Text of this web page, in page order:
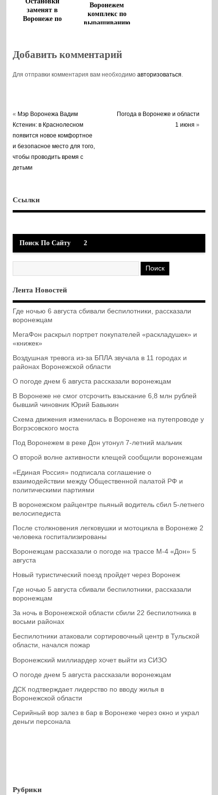
заменят в
Воронеже по
Воронежем
комплекс по
выращиванию
Добавить комментарий
Для отправки комментария вам необходимоавторизоваться.
« Мэр Воронежа Вадим
Кстенин: в Краснолесном
появится новое комфортное
и безопасное место для того,
чтобы проводить время с
детьми
Погода в Воронеже и области
1 июня »
Ссылки
Поиск По Сайту 2
Лента Новостей
Где ночью 6 августа сбивали беспилотники, рассказали
воронежцам
МегаФон раскрыл портрет покупателей «раскладушек» и
«книжек»
Воздушная тревога из-за БПЛА звучала в 11 городах и
районах Воронежской области
О погоде днем 6 августа рассказали воронежцам
В Воронеже не смог отсрочить взыскание 6,8 млн рублей
бывший чиновник Юрий Бавыкин
Схема движения изменилась в Воронеже на путепроводе у
Вогрэсовского моста
Под Воронежем в реке Дон утонул 7-летний мальчик
О второй волне активности клещей сообщили воронежцам
«Единая Россия» подписала соглашение о
взаимодействии между Общественной палатой РФ и
политическими партиями
В воронежском райцентре пьяный водитель сбил 5-летнего
велосипедиста
После столкновения легковушки и мотоцикла в Воронеже 2
человека госпитализированы
Воронежцам рассказали о погоде на трассе М-4 «Дон» 5
августа
Новый туристический поезд пройдет через Воронеж
Где ночью 5 августа сбивали беспилотники, рассказали
воронежцам
За ночь в Воронежской области сбили 22 беспилотника в
восьми районах
Беспилотники атаковали сортировочный центр в Тульской
области, начался пожар
Воронежский миллиардер хочет выйти из СИЗО
О погоде днем 5 августа рассказали воронежцам
ДСК подтверждает лидерство по вводу жилья в
Воронежской области
Серийный вор залез в бар в Воронеже через окно и украл
деньги персонала
Рубрики